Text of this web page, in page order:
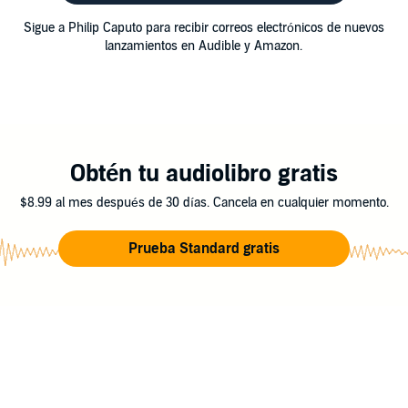
Sigue a Philip Caputo para recibir correos electrónicos de nuevos
lanzamientos en Audible y Amazon.
Obtén tu audiolibro gratis
$8.99 al mes después de 30 días. Cancela en cualquier momento.
Prueba Standard gratis